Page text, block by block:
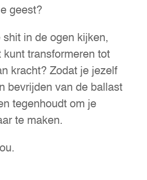
geest?
shit in de ogen kijken,
kunt transformeren tot
kracht? Zodat je jezelf
bevrijden van de ballast
tegenhoudt om je
te maken.